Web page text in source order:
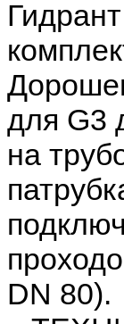
для G3
на
DN 80).